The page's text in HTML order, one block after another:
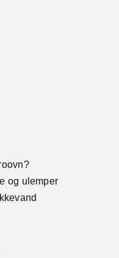
og ulemper